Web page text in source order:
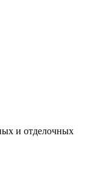
и отделочных